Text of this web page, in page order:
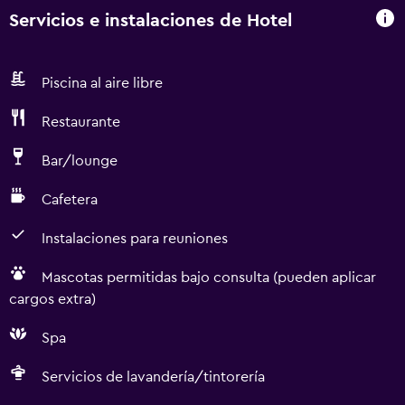
Servicios e instalaciones de Hotel
Piscina al aire libre
Restaurante
Bar/lounge
Cafetera
Instalaciones para reuniones
Mascotas permitidas bajo consulta (pueden aplicar
cargos extra)
Spa
Servicios de lavandería/tintorería